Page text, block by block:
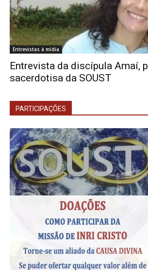
Entrevistas à mídia
Entrevista da discípula Amaí,
sacerdotisa da SOUST
PARTICIPAÇÕES